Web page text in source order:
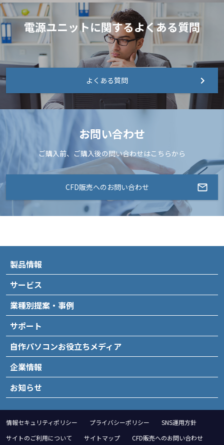
電源ユニットに関するよくある質問
よくある質問
お問い合わせ
ご購入前、ご購入後の問い合わせはこちらから
CFD販売へのお問い合わせ
製品情報
サービス
業種別提案・事例
サポート
自作パソコンお役立ちメディア
企業情報
お知らせ
情報セキュリティポリシー プライバシーポリシー
SNS運用方針
サイトのご利用について
サイトマップ CFD販売へのお問い合わせ